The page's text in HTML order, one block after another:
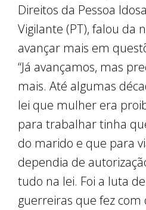
Direitos da Pessoa
Vigilante (PT), falou da
avançar mais em
“Já avançamos, mas
mais. Até algumas
lei que mulher era
para trabalhar tinha
do marido e que para
dependia de
tudo na lei. Foi a luta
guerreiras que fez com